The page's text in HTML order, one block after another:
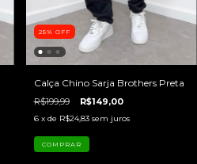
25% OFF
Calça Chino Sarja Brothers Preta
R$199,99 R$149,00
6 x de R$24,83 sem juros
COMPRAR